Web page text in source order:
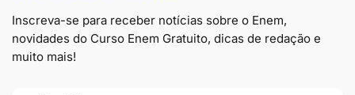
Inscreva-se para receber notícias sobre o Enem,
novidades do Curso Enem Gratuito, dicas de redação e
muito mais!